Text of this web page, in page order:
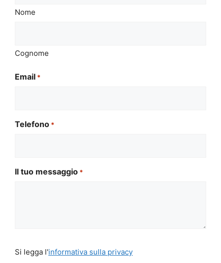
Nome
Cognome
Email *
Telefono *
Il tuo messaggio *
legga
Si legga l'informativa sulla privacy